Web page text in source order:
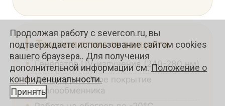
Технологии и защита
• Генератор UV-излучения (240-280 нм)
• Антикоррозийное покрытие
теплообменника
Продолжая работу с severcon.ru, вы
подтверждаете использование сайтом cookies
вашего браузера.. Для получения
дополнительной информации см.Положение о
конфиденциальности.
Принять